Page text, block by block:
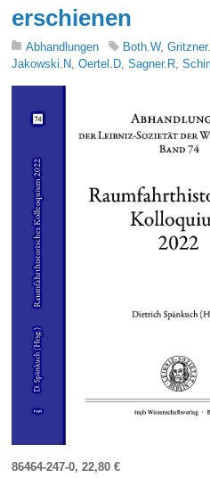
erschienen
Abhandlungen Both.W,
Jakowski.N ,Oertel.D ,Sagner.R ,
86464-247-0, 22,80 €